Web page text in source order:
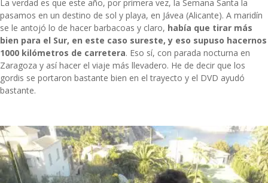
La verdad es que este año, por primera vez, la Semana Santa la
pasamos en un destino de sol y playa, en Jávea (Alicante). A maridín
se le antojó lo de hacer barbacoas y claro, había que tirar más
bien para el Sur, en este caso sureste, y eso supuso hacernos
1000 kilómetros de carretera. Eso sí, con parada nocturna en
Zaragoza y así hacer el viaje más llevadero. He de decir que los
gordis se portaron bastante bien en el trayecto y el DVD ayudó
bastante.